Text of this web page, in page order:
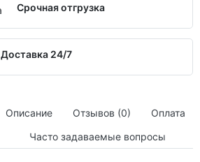
Срочная отгрузка
Доставка 24/7
Описание Отзывов (0)
Оплата
Часто задаваемые вопросы